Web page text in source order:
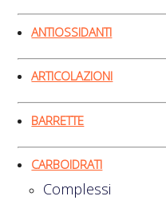
ANTIOSSIDANTI
ARTICOLAZIONI
BARRETTE
CARBOIDRATI
Complessi